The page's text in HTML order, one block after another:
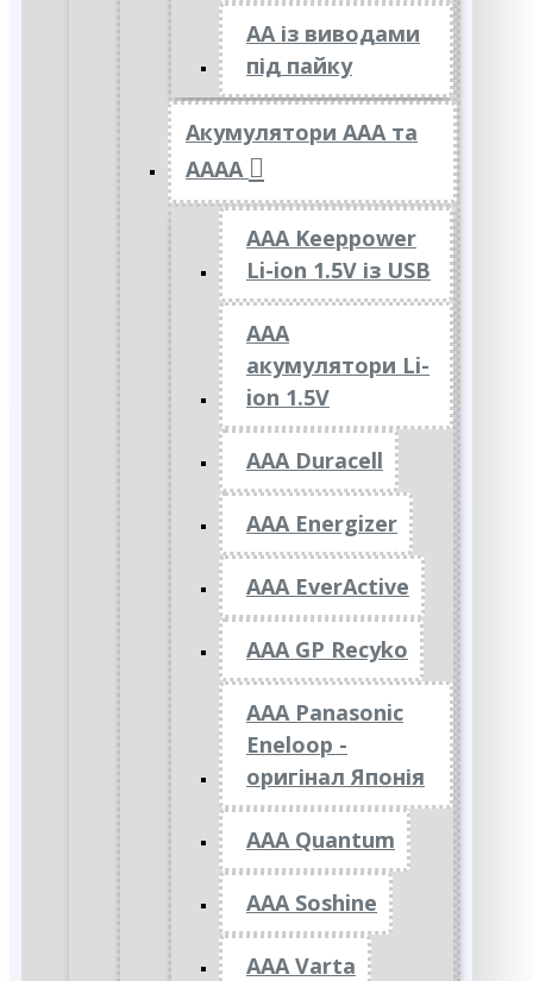
АА із виводами
під пайку
Акумулятори ААА та
АААА
AAA Keeppower
Li-ion 1.5V із USB
ААА
акумулятори Li-
ion 1.5V
AAA Duracell
AAA Energizer
AAA EverActive
AAA GP Recyko
AAA Panasonic
Eneloop -
оригінал Японія
AAA Quantum
AAA Soshine
AAA Varta